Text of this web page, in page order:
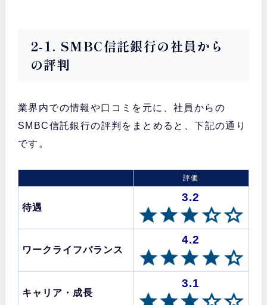
2-1. SMBC信託銀行の社員から
の評判
業界内での情報や口コミを元に、社員からの
SMBC信託銀行の評判をまとめると、下記の通り
です。
評価
待遇
3.2
ワークライフバランス
4.2
キャリア・成長
3.1